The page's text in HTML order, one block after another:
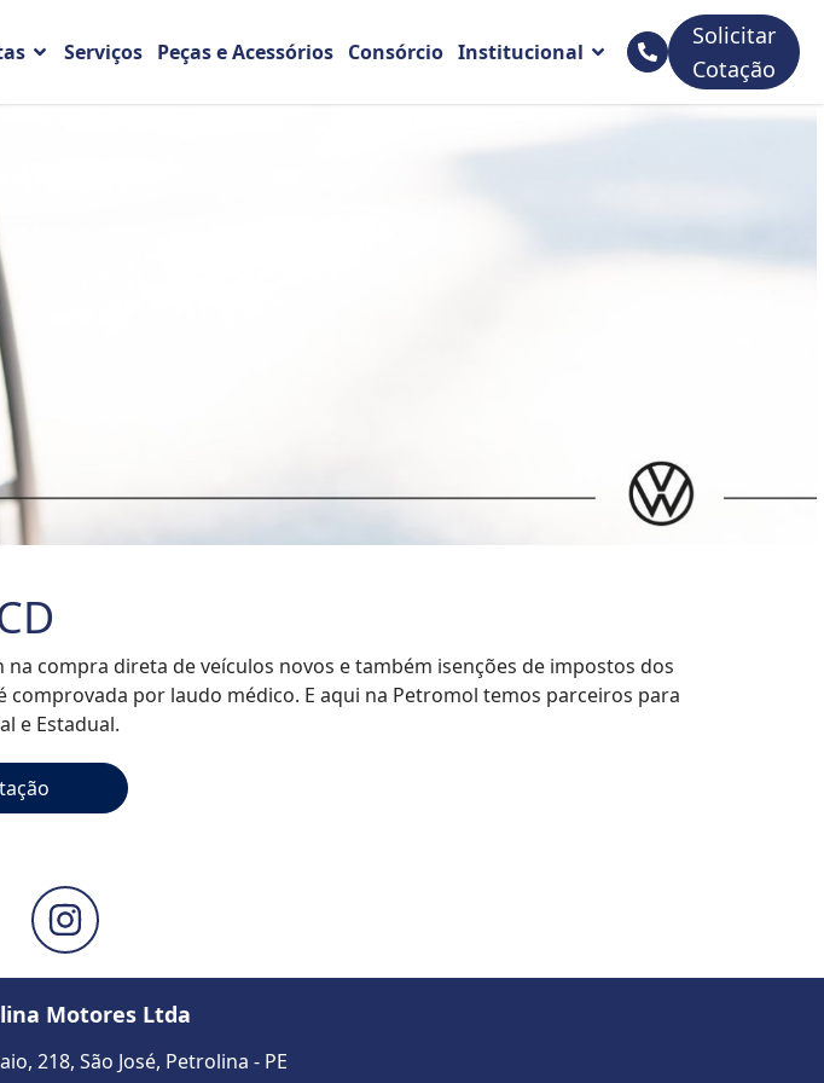
Serviços Peças e Acessórios Consórcio Institucional
Solicitar
Cotação
compra direta de veículos novos e também isenções de impostos dos
comprovada por laudo médico. E aqui na Petromol temos parceiros para
e Estadual.
Motores Ltda
218, São José, Petrolina - PE